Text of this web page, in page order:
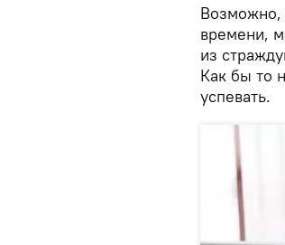
Возможно,
времени,
из
Как бы то
успевать.